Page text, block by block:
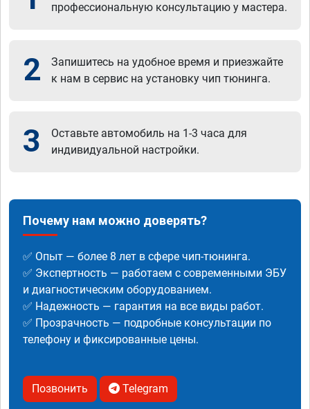
профессиональную консультацию у мастера.
2
Запишитесь на удобное время и приезжайте
к нам в сервис на установку чип тюнинга.
3
Оставьте автомобиль на 1-3 часа для
индивидуальной настройки.
Почему нам можно доверять?
✅ Опыт — более 8 лет в сфере чип-тюнинга.
✅ Экспертность — работаем с современными ЭБУ
и диагностическим оборудованием.
✅ Надежность — гарантия на все виды работ.
✅ Прозрачность — подробные консультации по
телефону и фиксированные цены.
Позвонить Telegram